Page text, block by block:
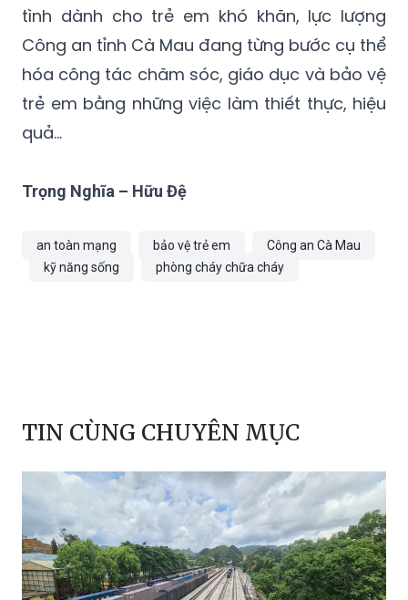
tình dành cho trẻ em khó khăn, lực lượng
Công an tỉnh Cà Mau đang từng bước cụ thể
hóa công tác chăm sóc, giáo dục và bảo vệ
trẻ em bằng những việc làm thiết thực, hiệu
quả…
Trọng Nghĩa – Hữu Đệ
an toàn mạng bảo vệ trẻ em
Công an Cà Mau
kỹ năng sống
phòng cháy chữa cháy
TIN CÙNG CHUYÊN MỤC